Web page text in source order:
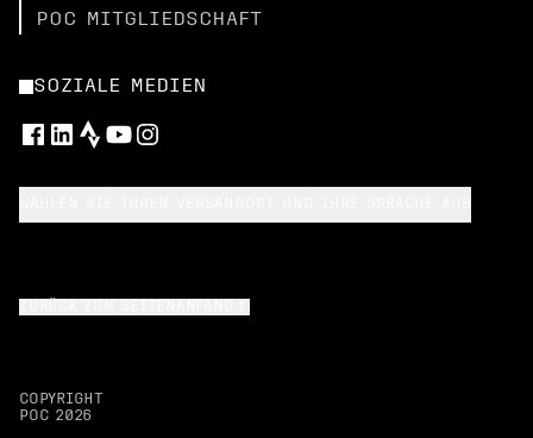
POC MITGLIEDSCHAFT
SOZIALE MEDIEN
COPYRIGHT
POC 2026